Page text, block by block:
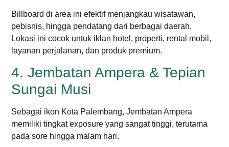
Billboard di area ini efektif menjangkau wisatawan,
pebisnis, hingga pendatang dari berbagai daerah.
Lokasi ini cocok untuk iklan hotel, properti, rental mobil,
layanan perjalanan, dan produk premium.
4. Jembatan Ampera & Tepian
Sungai Musi
Sebagai ikon Kota Palembang, Jembatan Ampera
memiliki tingkat exposure yang sangat tinggi, terutama
pada sore hingga malam hari.